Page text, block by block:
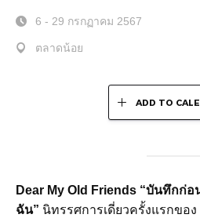
6 - 29 กรกฏาคม 2567
ตลาดน้อย
ADD TO
Dear My Old Friends “บันทึกก่อ
ฉัน” นิทรรศการเดี่ยวครั้งแรกของ